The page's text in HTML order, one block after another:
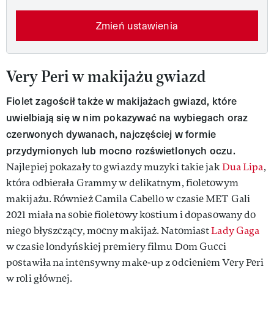
Zmień ustawienia
Very Peri w makijażu gwiazd
Fiolet zagościł także w makijażach gwiazd, które
uwielbiają się w nim pokazywać na wybiegach oraz
czerwonych dywanach, najczęściej w formie
przydymionych lub mocno rozświetlonych oczu.
Najlepiej pokazały to gwiazdy muzyki takie jakDua Lipa,
która odbierała Grammy w delikatnym, fioletowym
makijażu. Również Camila Cabello w czasie MET Gali
2021 miała na sobie fioletowy kostium i dopasowany do
niego błyszczący, mocny makijaż. NatomiastLady Gaga
w czasie londyńskiej premiery filmu Dom Gucci
postawiła na intensywny make-up z odcieniem Very Peri
w roli głównej.